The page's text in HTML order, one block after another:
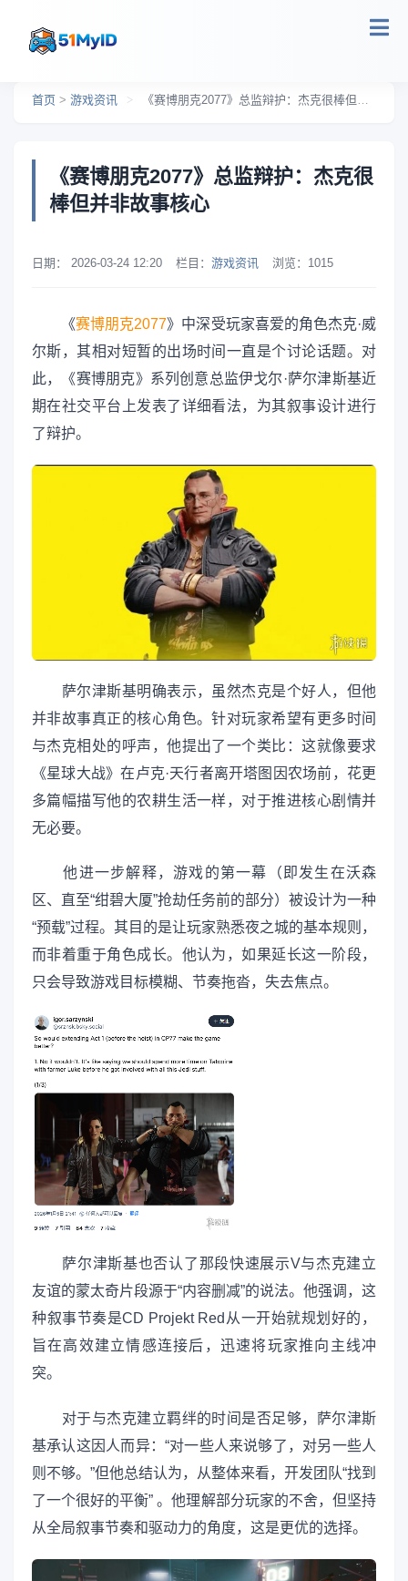
首页 > 游戏资讯 > 《赛博朋克2077》总监辩护：杰克很棒但并非故事核心
《赛博朋克2077》总监辩护：杰克很
棒但并非故事核心
日期： 2026-03-24 12:20 栏目： 游戏资讯 浏览： 1015
《赛博朋克2077》中深受玩家喜爱的角色杰克·威
尔斯，其相对短暂的出场时间一直是个讨论话题。对
此，《赛博朋克》系列创意总监伊戈尔·萨尔津斯基近
期在社交平台上发表了详细看法，为其叙事设计进行
了辩护。
萨尔津斯基明确表示，虽然杰克是个好人，但他
并非故事真正的核心角色。针对玩家希望有更多时间
与杰克相处的呼声，他提出了一个类比：这就像要求
《星球大战》在卢克·天行者离开塔图因农场前，花更
多篇幅描写他的农耕生活一样，对于推进核心剧情并
无必要。
他进一步解释，游戏的第一幕（即发生在沃森
区、直至“绀碧大厦”抢劫任务前的部分）被设计为一种
“预载”过程。其目的是让玩家熟悉夜之城的基本规则，
而非着重于角色成长。他认为，如果延长这一阶段，
只会导致游戏目标模糊、节奏拖沓，失去焦点。
萨尔津斯基也否认了那段快速展示V与杰克建立
友谊的蒙太奇片段源于“内容删减”的说法。他强调，这
种叙事节奏是CD Projekt Red从一开始就规划好的，
旨在高效建立情感连接后，迅速将玩家推向主线冲
突。
对于与杰克建立羁绊的时间是否足够，萨尔津斯
基承认这因人而异：“对一些人来说够了，对另一些人
则不够。”但他总结认为，从整体来看，开发团队“找到
了一个很好的平衡” 。他理解部分玩家的不舍，但坚持
从全局叙事节奏和驱动力的角度，这是更优的选择。